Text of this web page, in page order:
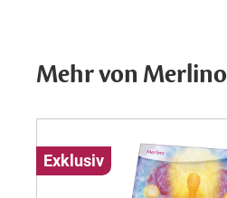
Mehr von Merlino
Exklusiv